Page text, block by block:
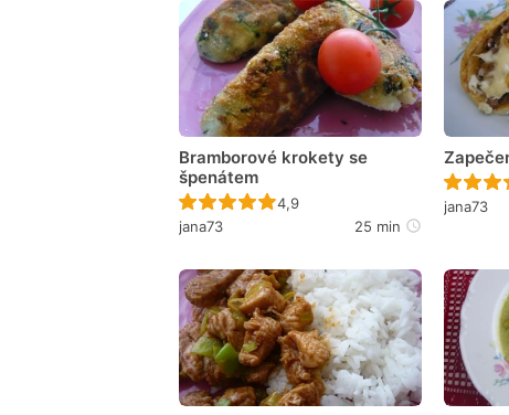
Bramborové krokety se
špenátem
Recept ještě nebyl hodnocen
4,9
jana73
25 min
jana73